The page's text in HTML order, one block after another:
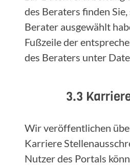
des Beraters finden
Berater ausgewählt
Fußzeile der
des Beraters unter
3.3
Wir veröffentlichen
Karriere
Nutzer des Portals